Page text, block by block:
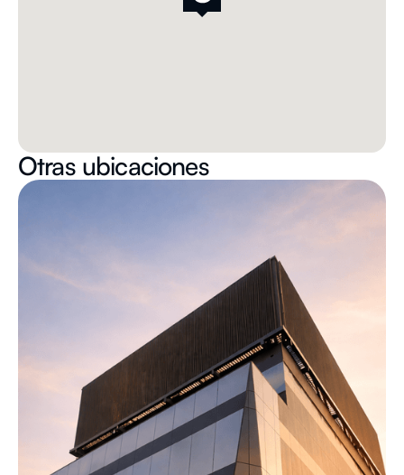
Otras ubicaciones